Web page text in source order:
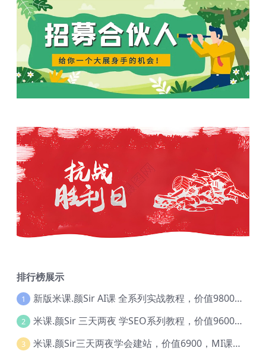
排行榜展示
1 新版米课.颜Sir AI课 全系列实战教程，价值9800，跨境首选！【Ag-0052】
2 米课.颜Sir 三天两夜 学SEO系列教程，价值9600元，跨境人都在学 【Ag-0056】
3 米课.颜Sir三天两夜学会建站，价值6900，MI课甄选课程 【Ag-0055】